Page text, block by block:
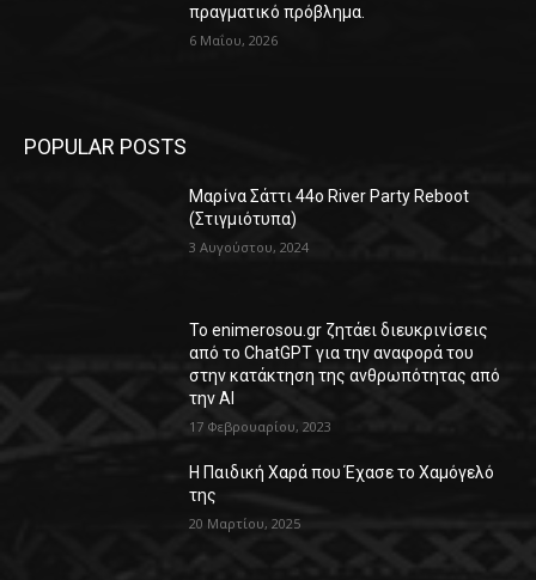
πραγματικό πρόβλημα.
6 Μαΐου, 2026
POPULAR POSTS
Μαρίνα Σάττι 44o River Party Reboot
(Στιγμιότυπα)
3 Αυγούστου, 2024
Το enimerosou.gr ζητάει διευκρινίσεις
από το ChatGPT για την αναφορά του
στην κατάκτηση της ανθρωπότητας από
την AI
17 Φεβρουαρίου, 2023
Η Παιδική Χαρά που Έχασε το Χαμόγελό
της
20 Μαρτίου, 2025